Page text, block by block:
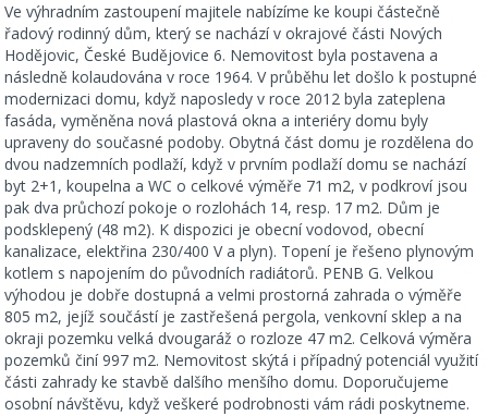
Ve výhradním zastoupení majitele nabízíme ke koupi částečně
řadový rodinný dům, který se nachází v okrajové části Nových
Hodějovic, České Budějovice 6. Nemovitost byla postavena a
následně kolaudována v roce 1964. V průběhu let došlo k postupné
modernizaci domu, když naposledy v roce 2012 byla zateplena
fasáda, vyměněna nová plastová okna a interiéry domu byly
upraveny do současné podoby. Obytná část domu je rozdělena do
dvou nadzemních podlaží, když v prvním podlaží domu se nachází
byt 2+1, koupelna a WC o celkové výměře 71 m2, v podkroví jsou
pak dva průchozí pokoje o rozlohách 14, resp. 17 m2. Dům je
podsklepený (48 m2). K dispozici je obecní vodovod, obecní
kanalizace, elektřina 230/400 V a plyn). Topení je řešeno plynovým
kotlem s napojením do původních radiátorů. PENB G. Velkou
výhodou je dobře dostupná a velmi prostorná zahrada o výměře
805 m2, jejíž součástí je zastřešená pergola, venkovní sklep a na
okraji pozemku velká dvougaráž o rozloze 47 m2. Celková výměra
pozemků činí 997 m2. Nemovitost skýtá i případný potenciál využití
části zahrady ke stavbě dalšího menšího domu. Doporučujeme
osobní návštěvu, když veškeré podrobnosti vám rádi poskytneme.